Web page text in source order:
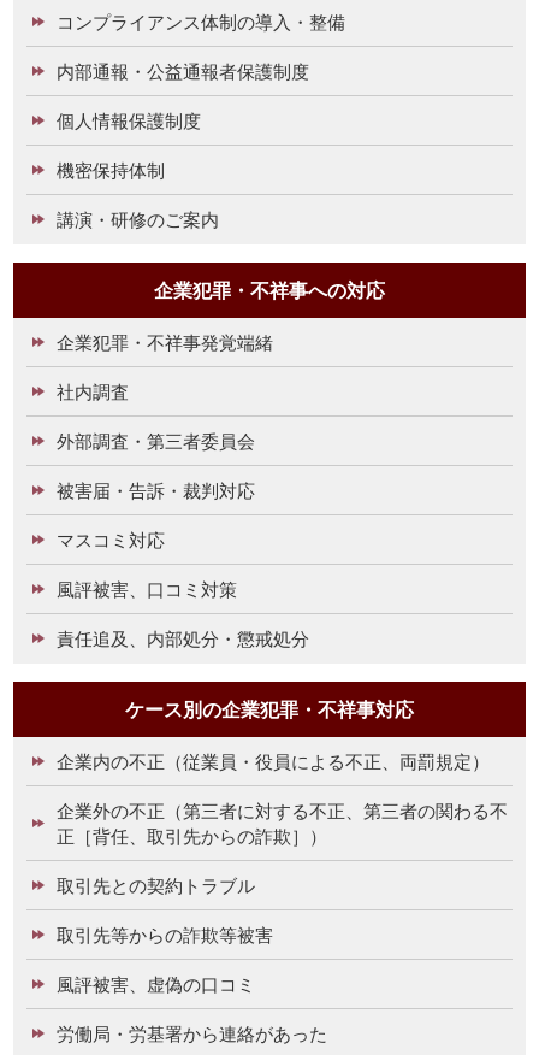
コンプライアンス体制の導入・整備
内部通報・公益通報者保護制度
個人情報保護制度
機密保持体制
講演・研修のご案内
企業犯罪・不祥事への対応
企業犯罪・不祥事発覚端緒
社内調査
外部調査・第三者委員会
被害届・告訴・裁判対応
マスコミ対応
風評被害、口コミ対策
責任追及、内部処分・懲戒処分
ケース別の企業犯罪・不祥事対応
企業内の不正（従業員・役員による不正、両罰規定）
企業外の不正（第三者に対する不正、第三者の関わる不
正［背任、取引先からの詐欺］）
取引先との契約トラブル
取引先等からの詐欺等被害
風評被害、虚偽の口コミ
労働局・労基署から連絡があった